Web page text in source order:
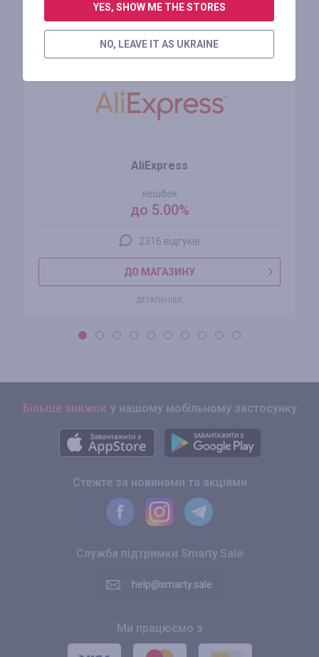
Схожі магазини
AliExpress
кешбек
до 5.00%
2316 відгуків
ДО МАГАЗИНУ
ДЕТАЛЬНІШЕ
Більше знижок у нашому мобільному застосунку
Стежте за новинами та акціями
Служба підтримки Smarty.Sale
help@smarty.sale
Ми працюємо з
YES, SHOW ME THE STORES
NO, LEAVE IT AS UKRAINE